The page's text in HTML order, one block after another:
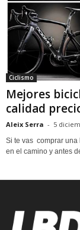
Ciclismo
Mejores
calidad
Aleix Serra - 5
Si te vas comprar una
en el camino y antes